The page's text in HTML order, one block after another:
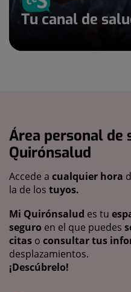
Tu canal de
Área personal de
Quirónsalud
Accede a cualquier hora
la de los tuyos.
Mi Quirónsalud es tu
seguro en el que puedes
citas o consultar tus
desplazamientos.
¡Descúbrelo!